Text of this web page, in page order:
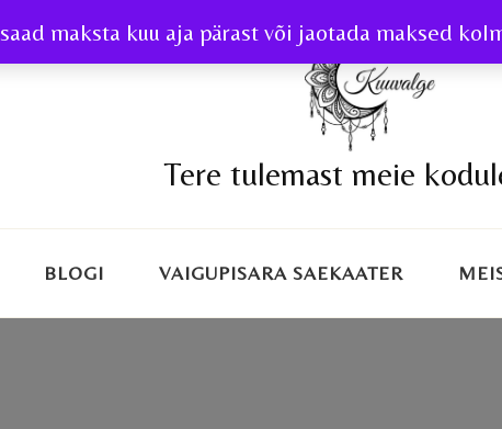
maksta kuu aja pärast või jaotada maksed
Tere tulemast meie
BLOGI VAIGUPISARA SAEKAATER